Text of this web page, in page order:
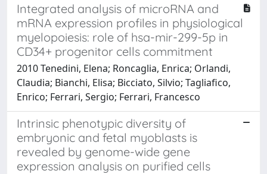
Integrated analysis of microRNA and
mRNA expression profiles in physiological
myelopoiesis: role of hsa-mir-299-5p in
CD34+ progenitor cells commitment
2010 Tenedini, Elena; Roncaglia, Enrica; Orlandi,
Claudia; Bianchi, Elisa; Bicciato, Silvio; Tagliafico,
Enrico; Ferrari, Sergio; Ferrari, Francesco
Intrinsic phenotypic diversity of
embryonic and fetal myoblasts is
revealed by genome-wide gene
expression analysis on purified cells